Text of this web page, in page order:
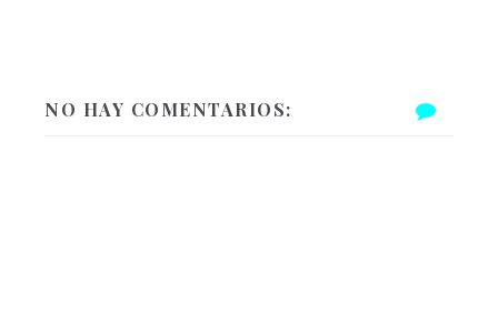
NO HAY COMENTARIOS: